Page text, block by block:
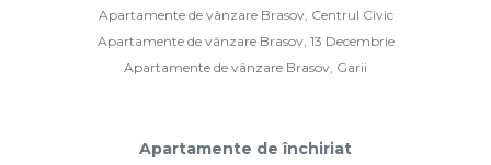
Apartamente de vânzare Brasov, Centrul Civic
Apartamente de vânzare Brasov, 13 Decembrie
Apartamente de vânzare Brasov, Garii
Apartamente de închiriat